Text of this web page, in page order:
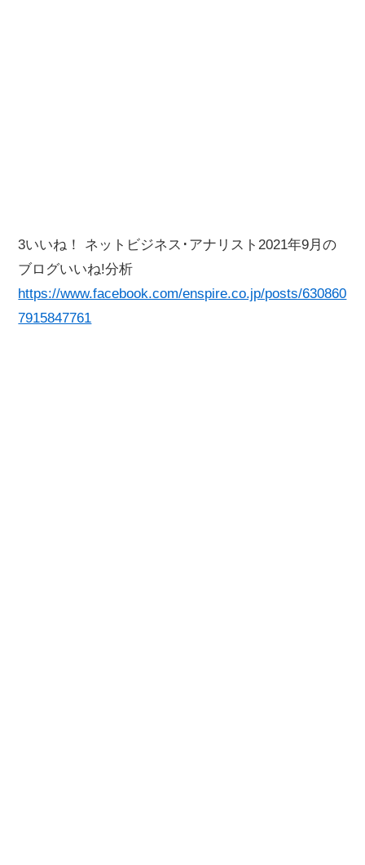
3いいね！ ネットビジネス･アナリスト2021年9月の
ブログいいね!分析
https://www.facebook.com/enspire.co.jp/posts/630860
7915847761